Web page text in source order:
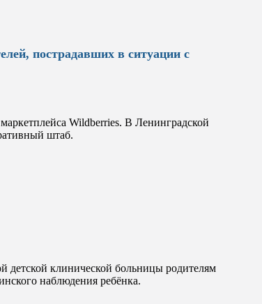
пострадавших в ситуации с
Wildberries. В Ленинградской
штаб.
детской клинической больницы родителям
наблюдения ребёнка.